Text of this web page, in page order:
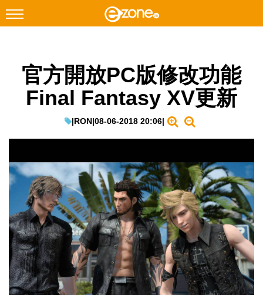
Facebook Instagram
科技焦點
遊戲動漫
教學評測
EduTech
IT Times
生成式AI與雲端應用
Enterprise Digital Transformation
特集
官方開放PC版修改功能
Final Fantasy XV更新
|RON|08-06-2018 20:06|